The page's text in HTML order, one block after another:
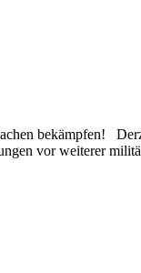
bekämpfen!
vor weiterer